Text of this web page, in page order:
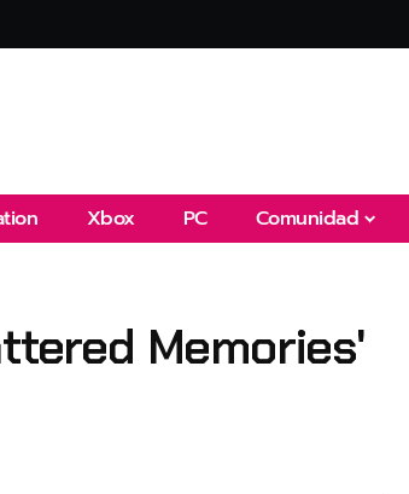
Xbox PC Comunidad
Memories'